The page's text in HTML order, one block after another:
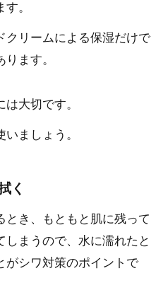
。
クリームによる保湿だけで
ます。
大切です。
ましょう。
く
とき、もともと肌に残って
しまうので、水に濡れたと
がシワ対策のポイントで